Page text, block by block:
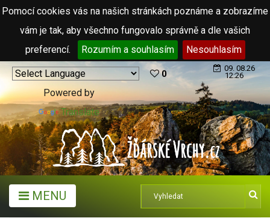
Pomocí cookies vás na našich stránkách poznáme a zobrazíme
vám je tak, aby všechno fungovalo správně a dle vašich
preferencí.
Rozumím a souhlasím Nesouhlasím
Powered by
Translate
0
09. 08.26
12:26
MENU